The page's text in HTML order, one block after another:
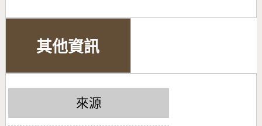
其他資訊
來源